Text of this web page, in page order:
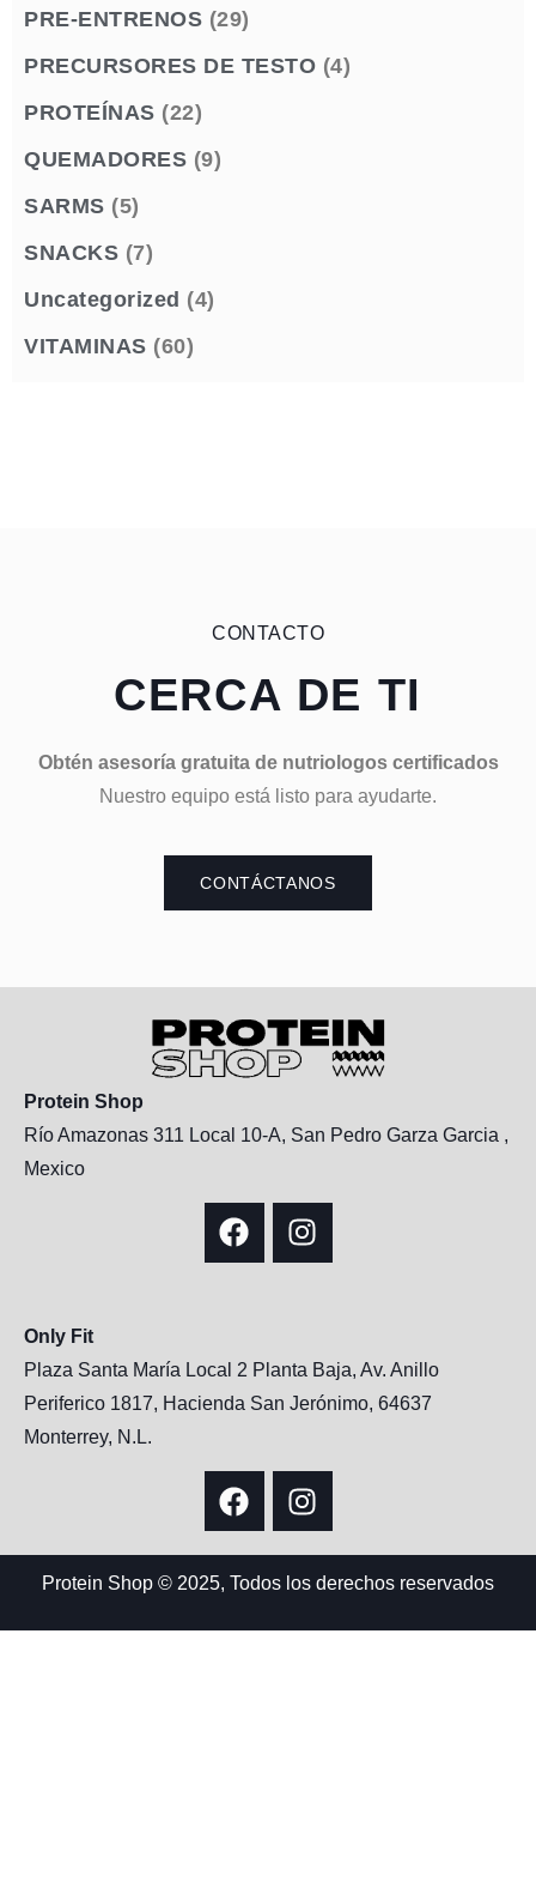
PRE-ENTRENOS (29)
PRECURSORES DE TESTO (4)
PROTEÍNAS (22)
QUEMADORES (9)
SARMS (5)
SNACKS (7)
Uncategorized (4)
VITAMINAS (60)
CONTACTO
CERCA DE TI
Obtén asesoría gratuita de nutriologos certificados
Nuestro equipo está listo para ayudarte.
CONTÁCTANOS
Protein Shop
Río Amazonas 311 Local 10-A, San Pedro Garza Garcia ,
Mexico
Only Fit
Plaza Santa María Local 2 Planta Baja, Av. Anillo
Periferico 1817, Hacienda San Jerónimo, 64637
Monterrey, N.L.
Protein Shop © 2025, Todos los derechos reservados